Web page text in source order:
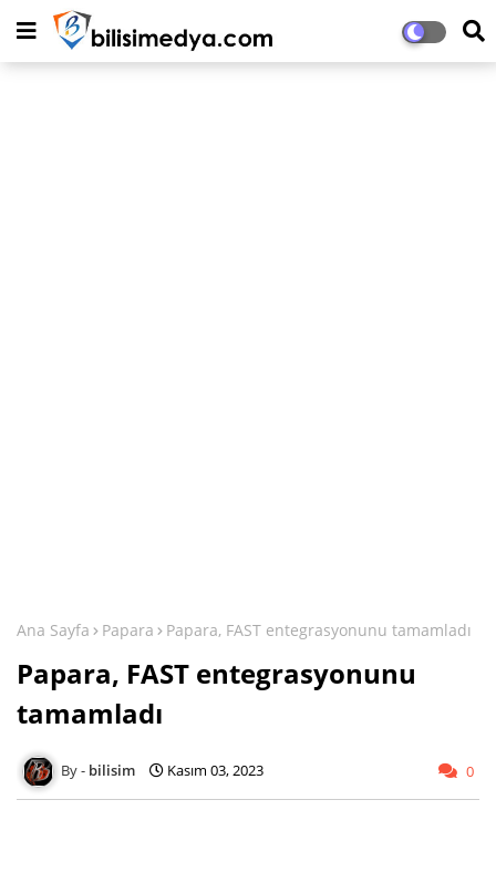
Ana Sayfa Papara Papara, FAST entegrasyonunu tamamladı
Papara, FAST entegrasyonunu
tamamladı
bilisim Kasım 03, 2023 0